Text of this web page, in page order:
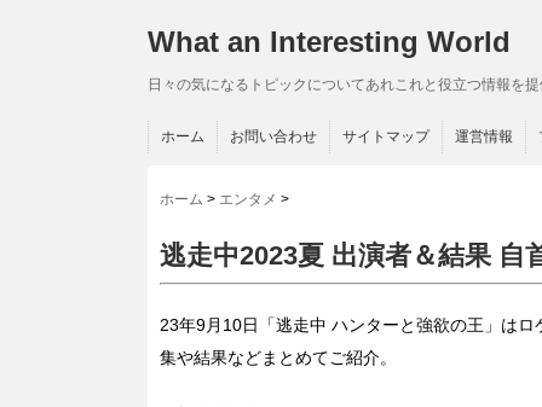
What an Interesting World
日々の気になるトピックについてあれこれと役立つ情報を
ホーム お問い合わせ サイトマップ 運営情報
ホーム > エンタメ >
逃走中2023夏 出演者＆結果
23年9月10日「逃走中 ハンターと強欲の王」は
集や結果などまとめてご紹介。